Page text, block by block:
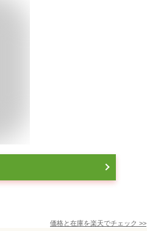
価格と在庫を楽天でチェック >>